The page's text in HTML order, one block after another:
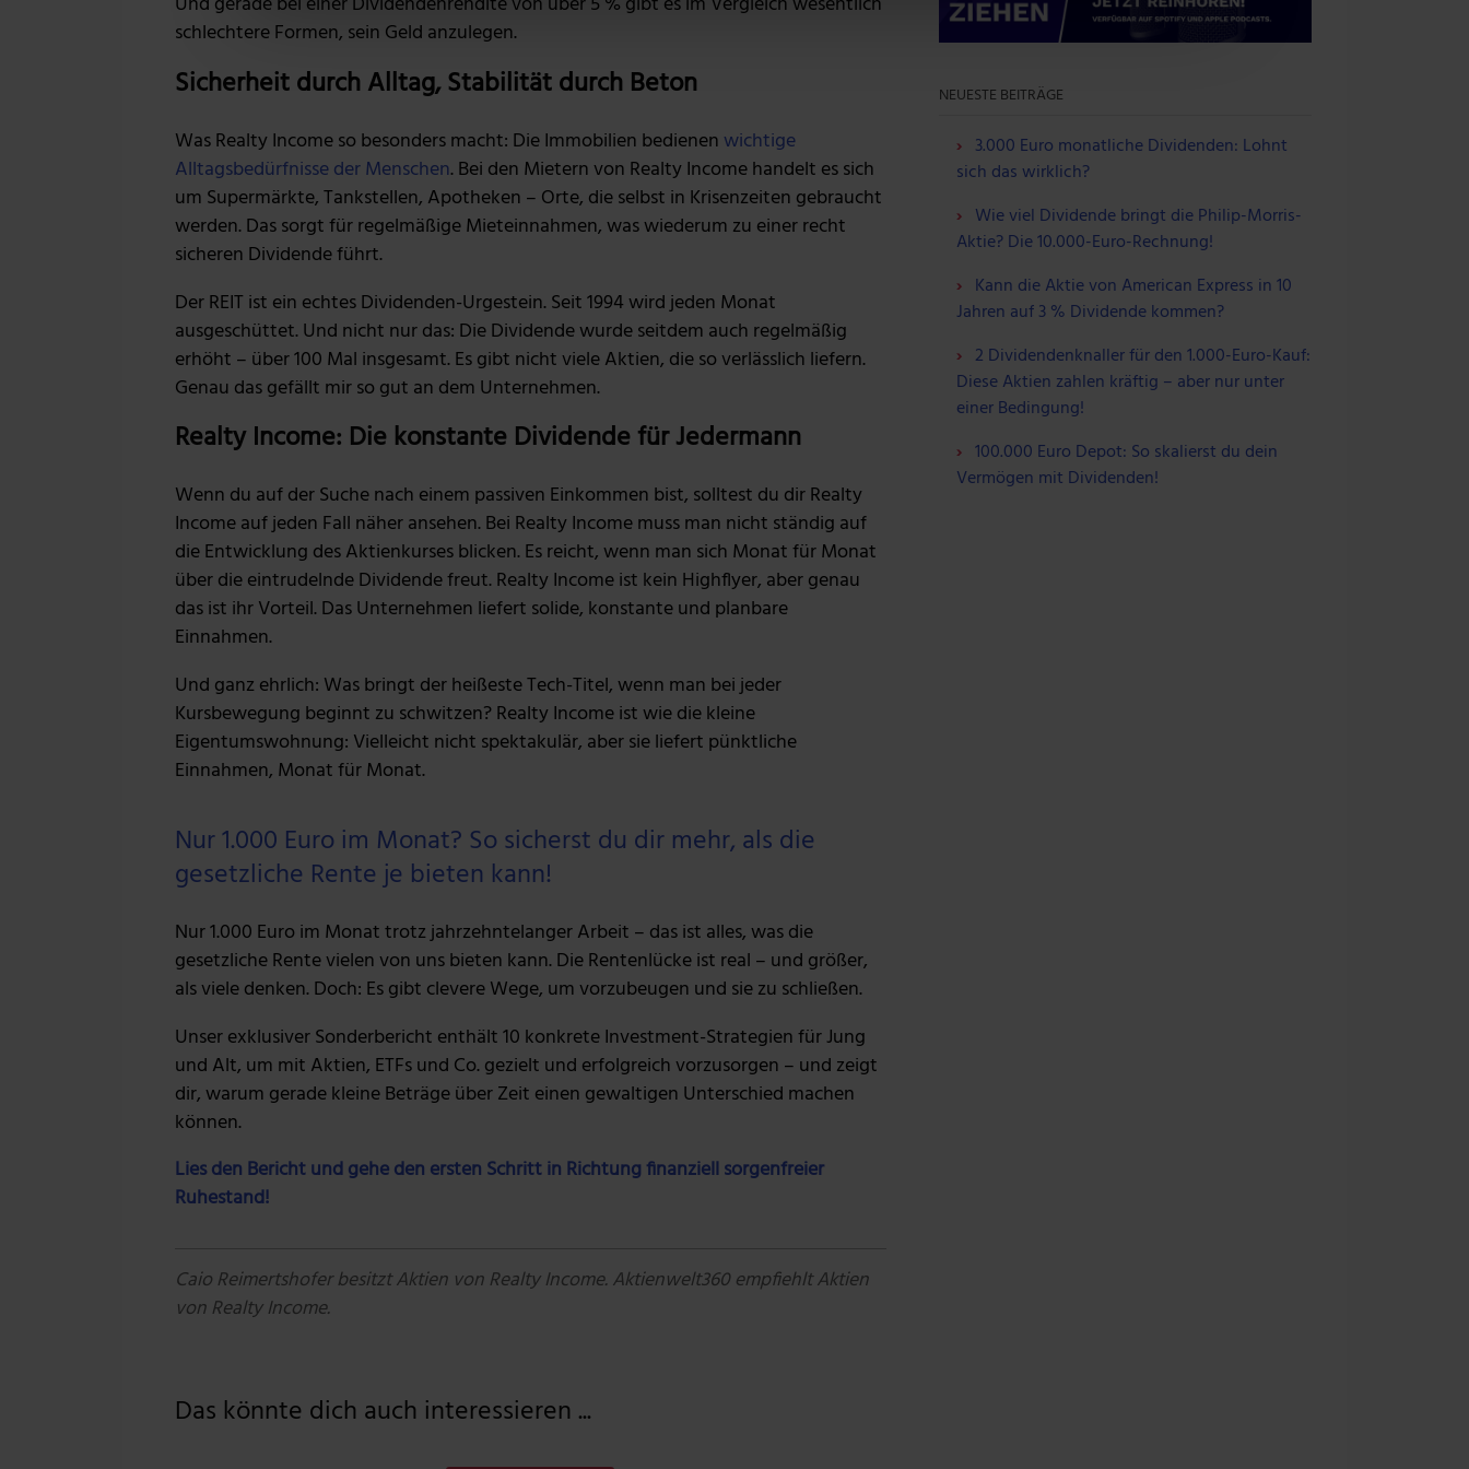
Wir verwenden Cookies, um Inhalte und Anzeigen zu personalisieren, Funktionen für soziale Medien anbieten zu können
und die Zugriffe auf unsere Website zu analysieren. Außerdem geben wir Informationen zu deiner Verwendung unserer
Website an unsere Partner für soziale Medien, Werbung und Analysen weiter. Unsere Partner führen diese Informationen
möglicherweise mit weiteren Daten zusammen, die du ihnen bereitgestellt hast oder die sie im Rahmen deiner Nutzung
schlechtere Formen, sein Geld anzulegen.
Sicherheit durch Alltag, Stabilität durch Beton
Was Realty Income so besonders macht: Die Immobilien bedienen wichtige
Alltagsbedürfnisse der Menschen. Bei den Mietern von Realty Income handelt es sich
um Supermärkte, Tankstellen, Apotheken – Orte, die selbst in Krisenzeiten gebraucht
werden. Das sorgt für regelmäßige Mieteinnahmen, was wiederum zu einer recht
sicheren Dividende führt.
Der REIT ist ein echtes Dividenden-Urgestein. Seit 1994 wird jeden Monat
ausgeschüttet. Und nicht nur das: Die Dividende wurde seitdem auch regelmäßig
erhöht – über 100 Mal insgesamt. Es gibt nicht viele Aktien, die so verlässlich liefern.
Genau das gefällt mir so gut an dem Unternehmen.
Realty Income: Die konstante Dividende für Jedermann
Wenn du auf der Suche nach einem passiven Einkommen bist, solltest du dir Realty
Income auf jeden Fall näher ansehen. Bei Realty Income muss man nicht ständig auf
die Entwicklung des Aktienkurses blicken. Es reicht, wenn man sich Monat für Monat
über die eintrudelnde Dividende freut. Realty Income ist kein Highflyer, aber genau
das ist ihr Vorteil. Das Unternehmen liefert solide, konstante und planbare
Einnahmen.
Und ganz ehrlich: Was bringt der heißeste Tech-Titel, wenn man bei jeder
Kursbewegung beginnt zu schwitzen? Realty Income ist wie die kleine
Eigentumswohnung: Vielleicht nicht spektakulär, aber sie liefert pünktliche
Einnahmen, Monat für Monat.
Nur 1.000 Euro im Monat? So sicherst du dir mehr, als die
gesetzliche Rente je bieten kann!
Nur 1.000 Euro im Monat trotz jahrzehntelanger Arbeit – das ist alles, was die
gesetzliche Rente vielen von uns bieten kann. Die Rentenlücke ist real – und größer,
als viele denken. Doch: Es gibt clevere Wege, um vorzubeugen und sie zu schließen.
Unser exklusiver Sonderbericht enthält 10 konkrete Investment-Strategien für Jung
und Alt, um mit Aktien, ETFs und Co. gezielt und erfolgreich vorzusorgen – und zeigt
dir, warum gerade kleine Beträge über Zeit einen gewaltigen Unterschied machen
können.
Lies den Bericht und gehe den ersten Schritt in Richtung finanziell sorgenfreier
Ruhestand!
Caio Reimertshofer besitzt Aktien von Realty Income. Aktienwelt360 empfiehlt Aktien
von Realty Income.
Das könnte dich auch interessieren ...
NEUESTE BEITRÄGE
3.000 Euro monatliche Dividenden: Lohnt
sich das wirklich?
Wie viel Dividende bringt die Philip-Morris-
Aktie? Die 10.000-Euro-Rechnung!
Kann die Aktie von American Express in 10
Jahren auf 3 % Dividende kommen?
2 Dividendenknaller für den 1.000-Euro-Kauf:
Diese Aktien zahlen kräftig – aber nur unter
einer Bedingung!
100.000 Euro Depot: So skalierst du dein
Vermögen mit Dividenden!